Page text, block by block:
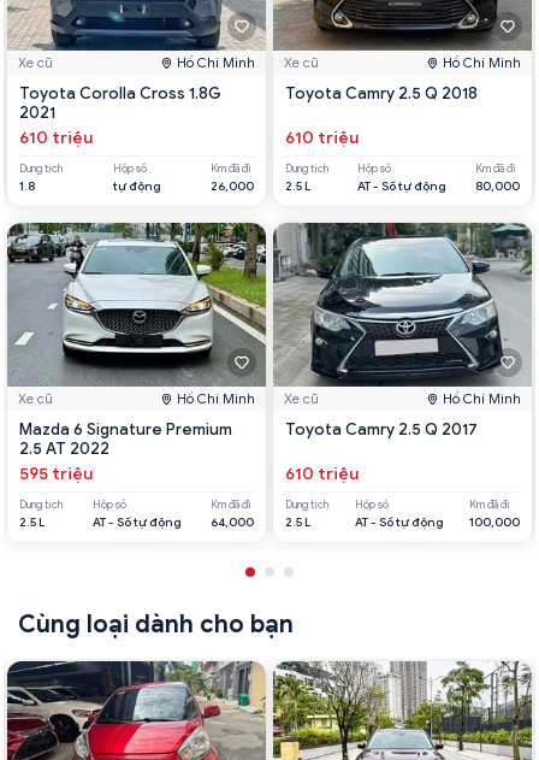
Xe cũ Hồ Chí Minh
Toyota Corolla Cross 1.8G
2021
610 triệu
Dung tích
1.8
Hộp số
tự động
Km đã đi
26,000
Xe cũ Hồ Chí Minh
Mazda 6 Signature Premium
2.5 AT 2022
595 triệu
Dung tích
2.5 L
Hộp số
AT - Số tự động
Km đã đi
64,000
Xe cũ Hồ Chí Minh
Toyota Camry 2.5 Q 2018
610 triệu
Dung tích
2.5 L
Hộp số
AT - Số tự động
Km đã đi
80,000
Xe cũ Hồ Chí Minh
Toyota Camry 2.5 Q 2017
610 triệu
Dung tích
2.5 L
Hộp số
AT - Số tự động
Km đã đi
100,000
Cùng loại dành cho bạn